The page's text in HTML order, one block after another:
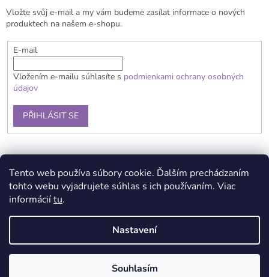
Tento web používa súbory cookie. Ďalším prechádzaním
tohto webu vyjadrujete súhlas s ich používaním. Viac
informáciítu.
Nastavení
Souhlasím
Vložte svůj e-mail a my vám budeme zasílat informace o nových
produktech na našem e-shopu.
E-mail
Vložením e-mailu súhlasíte s podmienkami ochrany osobných
údajov
PŘIHLÁSIT SE
Kontakty
Podmínka ochrany osobních údajů
Vytvořil Shoptet
Brain Toys. Všechna práva vyhrazena.